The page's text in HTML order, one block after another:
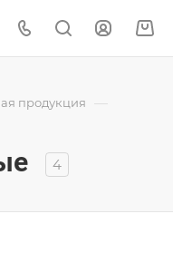
продукция —
4